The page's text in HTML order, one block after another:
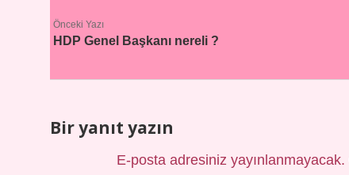
Önceki Yazı
HDP Genel Başkanı nereli ?
Bir yanıt yazın
E-posta adresiniz yayınlanmayacak.